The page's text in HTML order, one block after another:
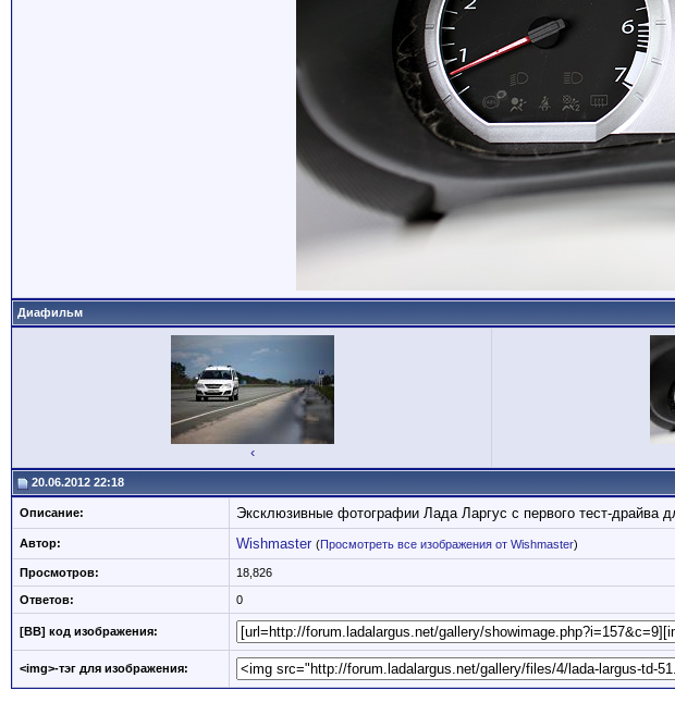
Диафильм
‹
20.06.2012 22:18
Описание: Эксклюзивные фотографии Лада Ларгус с первого тест-драйва
Автор: Wishmaster (Просмотреть все изображения от Wishmaster)
Просмотров: 18,826
Ответов: 0
[BB] код изображения:
<img>-тэг для изображения: